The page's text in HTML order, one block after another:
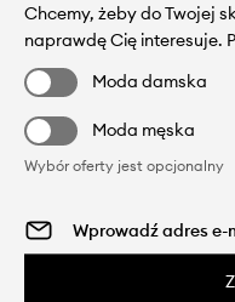
Chcemy, żeby do Twojej
naprawdę Cię interesuje.
Moda damska
Moda męska
Wybór oferty jest opcjonalny